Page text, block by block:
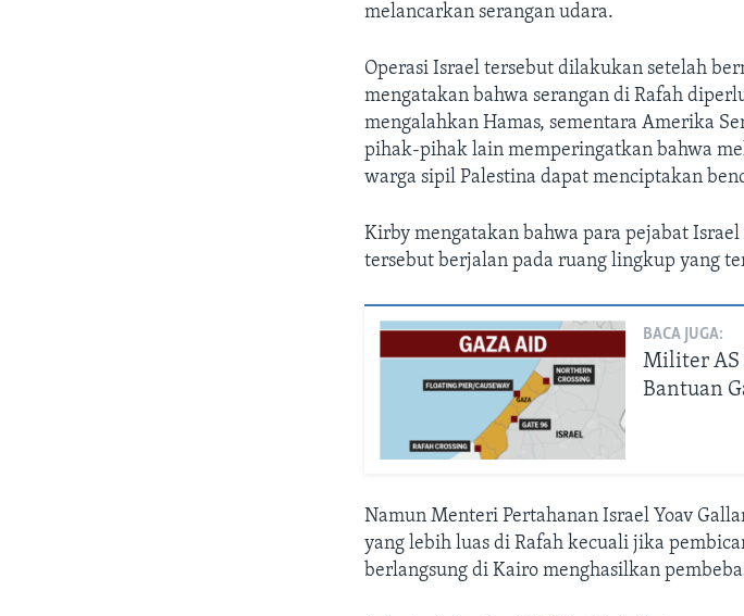
melancarkan serangan udara.
Operasi Israel tersebut dilakukan setelah
mengatakan bahwa serangan di Rafah
mengalahkan Hamas, sementara Amerika
pihak-pihak lain memperingatkan bahwa
warga sipil Palestina dapat menciptakan
Kirby mengatakan bahwa para pejabat
tersebut berjalan pada ruang lingkup yang
BACA JUGA:
Militer AS
Bantuan
Namun Menteri Pertahanan Israel Yoav
yang lebih luas di Rafah kecuali jika
berlangsung di Kairo menghasilkan